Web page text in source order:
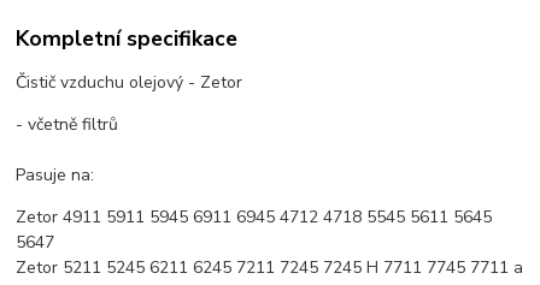
Kompletní specifikace
Čistič vzduchu olejový - Zetor
- včetně filtrů
Pasuje na:
Zetor 4911 5911 5945 6911 6945 4712 4718 5545 5611 5645
5647
Zetor 5211 5245 6211 6245 7211 7245 7245 H 7711 7745 7711 a